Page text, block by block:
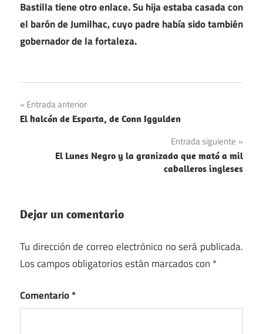
Bastilla tiene otro enlace. Su hija estaba casada con
el barón de Jumilhac, cuyo padre había sido también
gobernador de la fortaleza.
Revolución
Navegación
de
entradas
Entrada anterior
El halcón de Esparta, de Conn Iggulden
Entrada siguiente
El Lunes Negro y la granizada que mató a mil
caballeros ingleses
Dejar un comentario
Tu dirección de correo electrónico no será publicada.
Los campos obligatorios están marcados con *
Comentario*